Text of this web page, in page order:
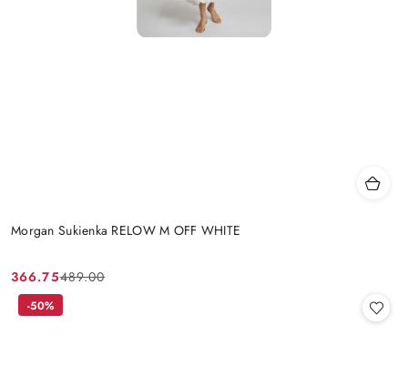
Morgan Sukienka RELOW M OFF WHITE
Cena
promocyjna:
366.75
Cena
przed
489.00
-50%